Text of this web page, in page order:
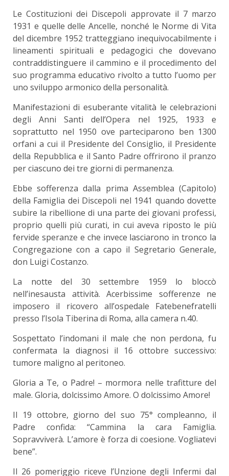
Le Costituzioni dei Discepoli approvate il 7 marzo
1931 e quelle delle Ancelle, nonché le Norme di Vita
del dicembre 1952 tratteggiano inequivocabilmente i
lineamenti spirituali e pedagogici che dovevano
contraddistinguere il cammino e il procedimento del
suo programma educativo rivolto a tutto l’uomo per
uno sviluppo armonico della personalità.
Manifestazioni di esuberante vitalità le celebrazioni
degli Anni Santi dell’Opera nel 1925, 1933 e
soprattutto nel 1950 ove parteciparono ben 1300
orfani a cui il Presidente del Consiglio, il Presidente
della Repubblica e il Santo Padre offrirono il pranzo
per ciascuno dei tre giorni di permanenza.
Ebbe sofferenza dalla prima Assemblea (Capitolo)
della Famiglia dei Discepoli nel 1941 quando dovette
subire la ribellione di una parte dei giovani professi,
proprio quelli più curati, in cui aveva riposto le più
fervide speranze e che invece lasciarono in tronco la
Congregazione con a capo il Segretario Generale,
don Luigi Costanzo.
La notte del 30 settembre 1959 lo bloccò
nell’inesausta attività. Acerbissime sofferenze ne
imposero il ricovero all’ospedale Fatebenefratelli
presso l’Isola Tiberina di Roma, alla camera n.40.
Sospettato l’indomani il male che non perdona, fu
confermata la diagnosi il 16 ottobre successivo:
tumore maligno al peritoneo.
Gloria a Te, o Padre! – mormora nelle trafitture del
male. Gloria, dolcissimo Amore. O dolcissimo Amore!
Il 19 ottobre, giorno del suo 75° compleanno, il
Padre confida: “Cammina la cara Famiglia.
Sopravviverà. L’amore è forza di coesione. Vogliatevi
bene”.
Il 26 pomeriggio riceve l’Unzione degli Infermi dal